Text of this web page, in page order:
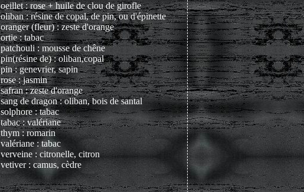
oeillet : rose + huile de clou de girofle
oliban : résine de copal, de pin, ou d'épinette
oranger (fleur) : zeste d'orange
ortie : tabac
patchouli : mousse de chêne
pin(résine de) : oliban,copal
pin : genevrier, sapin
rose : jasmin
safran : zeste d'orange
sang de dragon : oliban, bois de santal
solphore : tabac
tabac : valériane
thym : romarin
valériane : tabac
verveine : citronelle, citron
vetiver : camus, cèdre